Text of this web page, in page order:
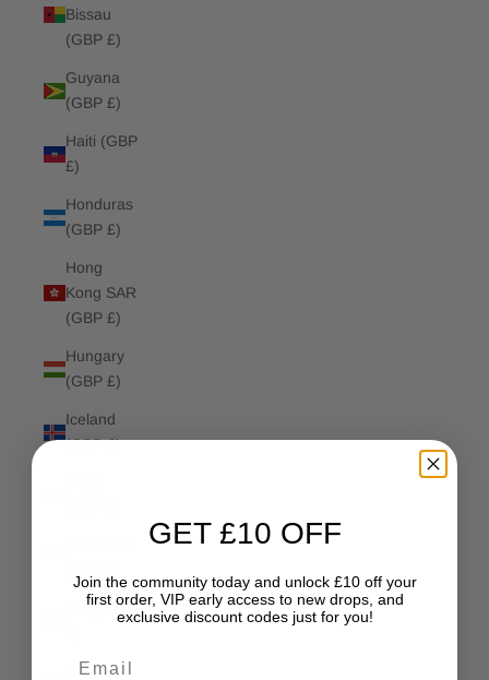
Bissau
(GBP £)
Guyana
(GBP £)
Haiti (GBP
£)
Honduras
(GBP £)
Hong
Kong SAR
(GBP £)
Hungary
(GBP £)
Iceland
(GBP £)
Iraq (GBP
Ireland
GET £10 OFF
Join the community today and unlock £10 off your
first order, VIP early access to new drops, and
exclusive discount codes just for you!